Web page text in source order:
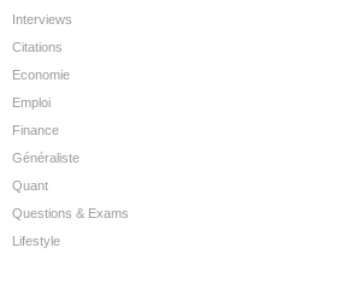
Interviews
Citations
Economie
Emploi
Finance
Généraliste
Quant
Questions & Exams
Lifestyle